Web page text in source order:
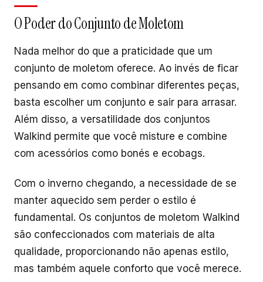
O Poder do Conjunto de Moletom
Nada melhor do que a praticidade que um
conjunto de moletom oferece. Ao invés de ficar
pensando em como combinar diferentes peças,
basta escolher um conjunto e sair para arrasar.
Além disso, a versatilidade dos conjuntos
Walkind permite que você misture e combine
com acessórios como bonés e ecobags.
Com o inverno chegando, a necessidade de se
manter aquecido sem perder o estilo é
fundamental. Os conjuntos de moletom Walkind
são confeccionados com materiais de alta
qualidade, proporcionando não apenas estilo,
mas também aquele conforto que você merece.